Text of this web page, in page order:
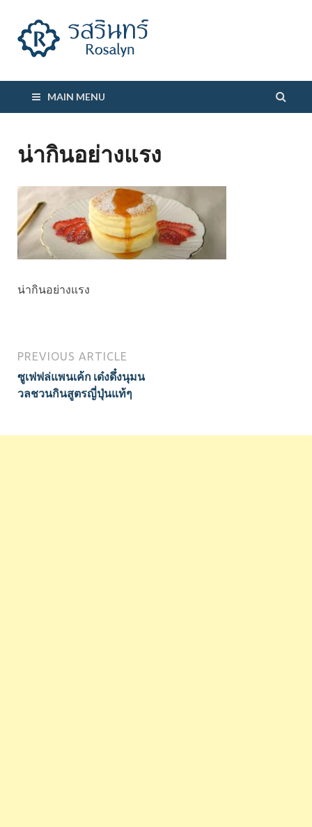
MAIN MENU
น่ากินอย่างแรง
น่ากินอย่างแรง
PREVIOUS ARTICLE
ซูเฟฟล่แพนเค้ก เด๋งดึ๋งนุมน
วลชวนกินสูตรญี่ปุ่นแท้ๆ